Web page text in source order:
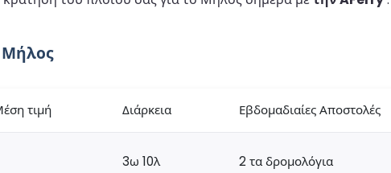
Μήλος
τιμή Διάρκεια Εβδομαδιαίες Αποστολές
3ω 10λ 2 τα δρομολόγια